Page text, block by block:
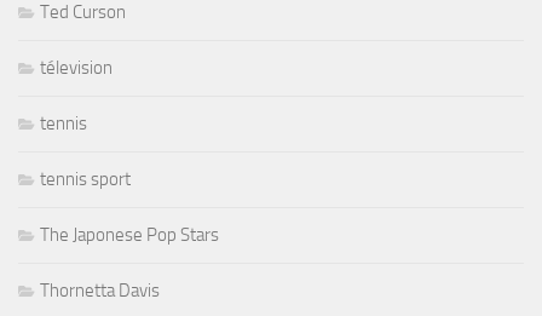
Ted Curson
télevision
tennis
tennis sport
The Japonese Pop Stars
Thornetta Davis